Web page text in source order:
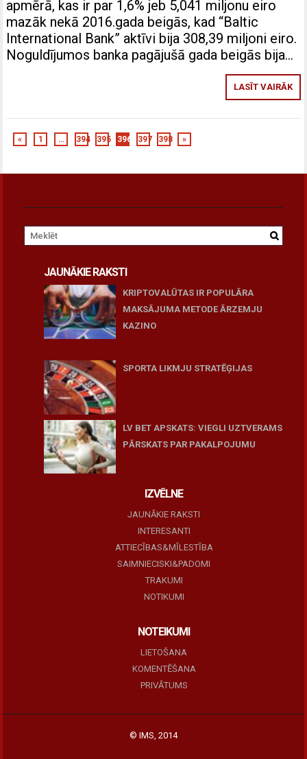
apmērā, kas ir par 1,6% jeb 5,041 miljonu eiro
mazāk nekā 2016.gada beigās, kad “Baltic
International Bank” aktīvi bija 308,39 miljoni eiro.
Noguldījumos banka pagājušā gada beigās bija…
LASĪT VAIRĀK
« 1 … 394 395 396 397 398 »
JAUNĀKIE RAKSTI
KRIPTOVALŪTAS IR POPULĀRA
MAKSĀJUMA METODE ĀRZEMJU
KAZINO
SPORTA LIKMJU STRATĒĢIJAS
LV BET APSKATS: VIEGLI UZTVERAMS
PĀRSKATS PAR PAKALPOJUMU
IZVĒLNE
JAUNĀKIE RAKSTI
INTERESANTI
ATTIECĪBAS&MĪLESTĪBA
SAIMNIECISKI&PADOMI
TRAKUMI
NOTIKUMI
NOTEIKUMI
LIETOŠANA
KOMENTĒŠANA
PRIVĀTUMS
© IMS, 2014